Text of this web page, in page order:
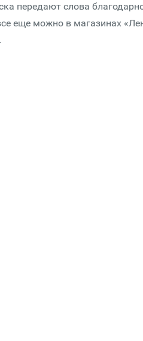
передают слова
еще можно в магазинах